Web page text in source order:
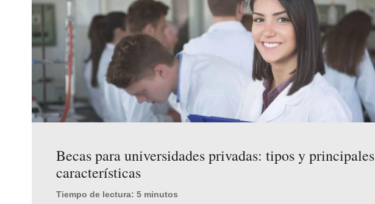
Becas para universidades privadas: tipos y principales
características
Tiempo de lectura: 5 minutos